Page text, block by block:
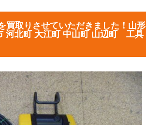
買取りさせていただきました！山形
河北町 大江町 中山町 山辺町 工具